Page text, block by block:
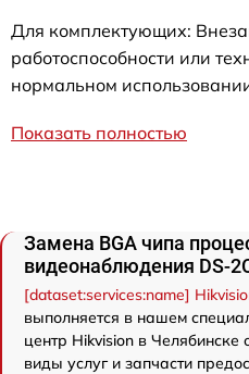
Для комплектующих:
работоспособности или
нормальном
Показать полностью
Замена BGA чипа
видеонаблюдения DS-
[dataset:services:name]
выполняется в нашем
центр Hikvision в
виды услуг и запчасти